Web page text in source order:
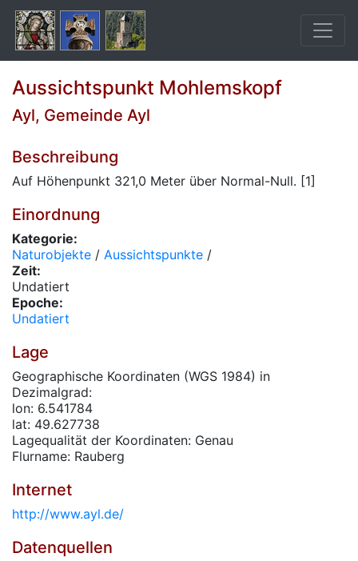
Aussichtspunkt Mohlemskopf
Ayl, Gemeinde Ayl
Beschreibung
Auf Höhenpunkt 321,0 Meter über Normal-Null. [1]
Einordnung
Kategorie:
Naturobjekte / Aussichtspunkte /
Zeit:
Undatiert
Epoche:
Undatiert
Lage
Geographische Koordinaten (WGS 1984) in
Dezimalgrad:
lon: 6.541784
lat: 49.627738
Lagequalität der Koordinaten: Genau
Flurname: Rauberg
Internet
http://www.ayl.de/
Datenquellen